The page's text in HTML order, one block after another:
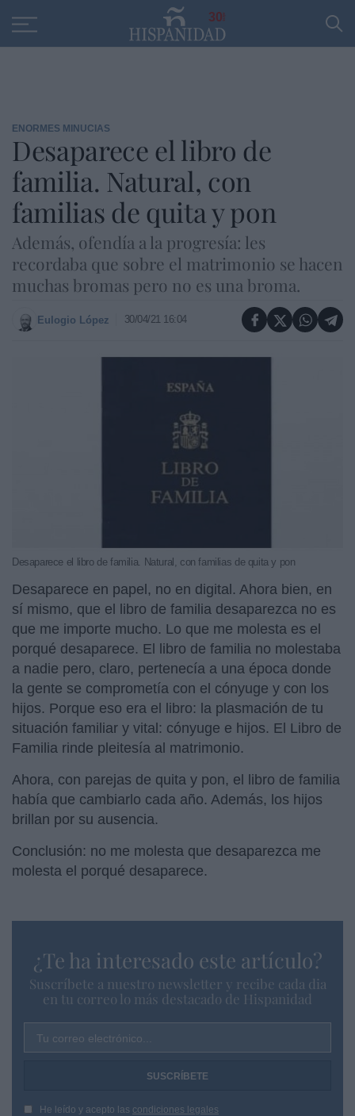
30
ENORMES MINUCIAS
Desaparece el libro de
familia. Natural, con
familias de quita y pon
Además, ofendía a la progresía: les
recordaba que sobre el matrimonio se hacen
muchas bromas pero no es una broma.
Eulogio López 30/04/21 16:04
Desaparece el libro de familia. Natural, con familias de quita y pon
Desaparece en papel, no en digital. Ahora bien, en
sí mismo, que el libro de familia desaparezca no es
que me importe mucho. Lo que me molesta es el
porqué desaparece. El libro de familia no molestaba
a nadie pero, claro, pertenecía a una época donde
la gente se comprometía con el cónyuge y con los
hijos. Porque eso era el libro: la plasmación de tu
situación familiar y vital: cónyuge e hijos. El Libro de
Familia rinde pleitesía al matrimonio.
Ahora, con parejas de quita y pon, el libro de familia
había que cambiarlo cada año. Además, los hijos
brillan por su ausencia.
Conclusión: no me molesta que desaparezca me
molesta el porqué desaparece.
¿Te ha interesado este artículo?
Suscríbete a nuestro newsletter y recibe cada dia
en tu correo lo más destacado de Hispanidad
Tu correo electrónico...
He leído y acepto las condiciones legales